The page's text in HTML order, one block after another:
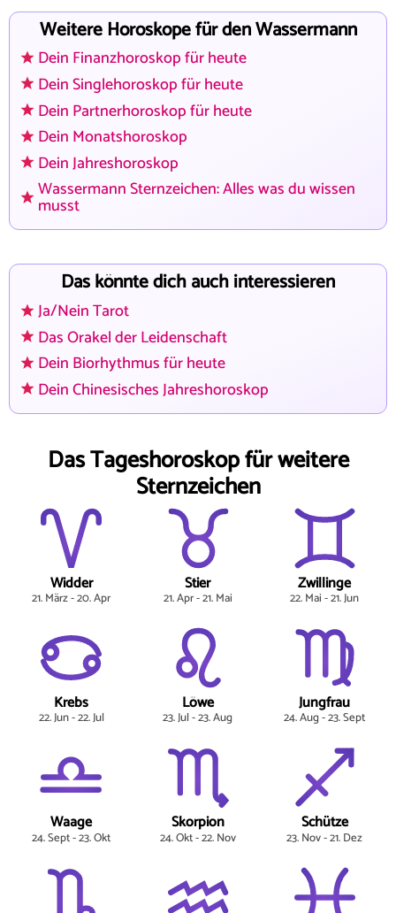
Weitere Horoskope für den Wassermann
Dein Finanzhoroskop für heute
Dein Singlehoroskop für heute
Dein Partnerhoroskop für heute
Dein Monatshoroskop
Dein Jahreshoroskop
Wassermann Sternzeichen: Alles was du wissen
musst
Das könnte dich auch interessieren
Ja/Nein Tarot
Das Orakel der Leidenschaft
Dein Biorhythmus für heute
Dein Chinesisches Jahreshoroskop
Das Tageshoroskop für weitere
Sternzeichen
Widder
21. März - 20. Apr
Stier
21. Apr - 21. Mai
Zwillinge
22. Mai - 21. Jun
Krebs
22. Jun - 22. Jul
Löwe
23. Jul - 23. Aug
Jungfrau
24. Aug - 23. Sept
Waage
24. Sept - 23. Okt
Skorpion
24. Okt - 22. Nov
Schütze
23. Nov - 21. Dez